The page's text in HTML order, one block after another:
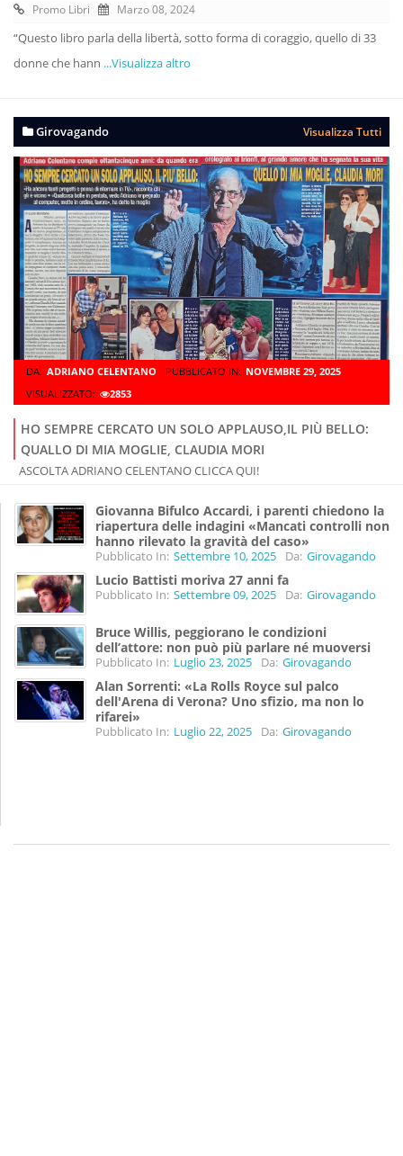
Promo Libri Marzo 08, 2024
“Questo libro parla della libertà, sotto forma di coraggio, quello di 33
donne che hann ...Visualizza altro
Girovagando Visualizza Tutti
DA: ADRIANO CELENTANO PUBBLICATO IN: NOVEMBRE 29, 2025
VISUALIZZATO:
2853
HO SEMPRE CERCATO UN SOLO APPLAUSO,IL PIÙ BELLO:
QUALLO DI MIA MOGLIE, CLAUDIA MORI
ASCOLTA ADRIANO CELENTANO CLICCA QUI!
Giovanna Bifulco Accardi, i parenti chiedono la
riapertura delle indagini «Mancati controlli non
hanno rilevato la gravità del caso»
Pubblicato In: Settembre 10, 2025 Da: Girovagando
Lucio Battisti moriva 27 anni fa
Pubblicato In: Settembre 09, 2025 Da: Girovagando
Bruce Willis, peggiorano le condizioni
dell’attore: non può più parlare né muoversi
Pubblicato In: Luglio 23, 2025 Da: Girovagando
Alan Sorrenti: «La Rolls Royce sul palco
dell'Arena di Verona? Uno sfizio, ma non lo
rifarei»
Pubblicato In: Luglio 22, 2025 Da: Girovagando